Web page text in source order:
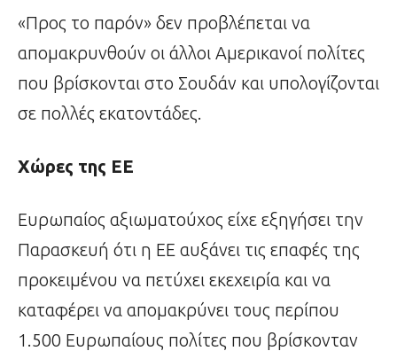
«Προς το παρόν» δεν προβλέπεται να
απομακρυνθούν οι άλλοι Αμερικανοί πολίτες
που βρίσκονται στο Σουδάν και υπολογίζονται
σε πολλές εκατοντάδες.
Χώρες της ΕΕ
Ευρωπαίος αξιωματούχος είχε εξηγήσει την
Παρασκευή ότι η ΕΕ αυξάνει τις επαφές της
προκειμένου να πετύχει εκεχειρία και να
καταφέρει να απομακρύνει τους περίπου
1.500 Ευρωπαίους πολίτες που βρίσκονταν